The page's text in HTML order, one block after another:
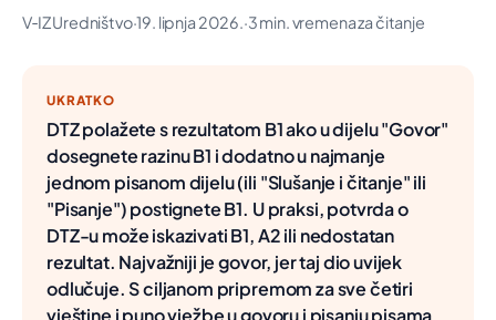
V‑IZ Uredništvo·19. lipnja 2026.·3 min. vremena za čitanje
UKRATKO
DTZ polažete s rezultatom B1 ako u dijelu "Govor"
dosegnete razinu B1 i dodatno u najmanje
jednom pisanom dijelu (ili "Slušanje i čitanje" ili
"Pisanje") postignete B1. U praksi, potvrda o
DTZ-u može iskazivati B1, A2 ili nedostatan
rezultat. Najvažniji je govor, jer taj dio uvijek
odlučuje. S ciljanom pripremom za sve četiri
vještine i puno vježbe u govoru i pisanju pisama